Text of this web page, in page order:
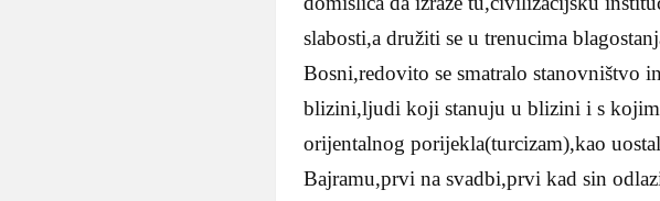
slabosti,a družiti se u trenucima
Bosni,redovito se smatralo stanovništvo
blizini,ljudi koji stanuju u blizini i s
orijentalnog porijekla(turcizam),kao
Bajramu,prvi na svadbi,prvi kad sin